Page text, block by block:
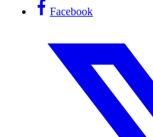
Facebook